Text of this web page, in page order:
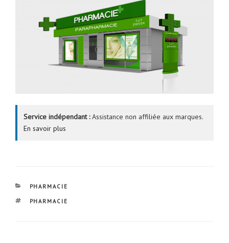
Service indépendant :Assistance non affiliée aux marques.
En savoir plus
CATÉGORIES
PHARMACIE
ÉTIQUETTES
PHARMACIE